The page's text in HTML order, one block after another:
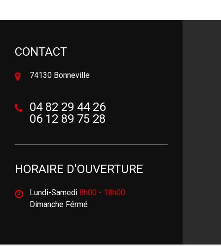
CONTACT
74130 Bonneville
04 82 29 44 26
06 12 89 75 28
HORAIRE D'OUVERTURE
Lundi-Samedi 8h00 - 18h00
Dimanche Férmé